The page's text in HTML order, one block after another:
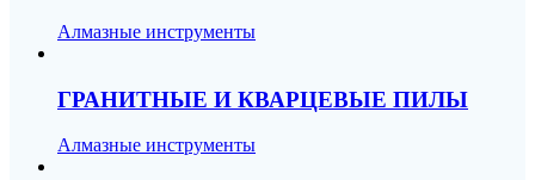
Алмазные инструменты
ГРАНИТНЫЕ И КВАРЦЕВЫЕ ПИЛЫ
Алмазные инструменты